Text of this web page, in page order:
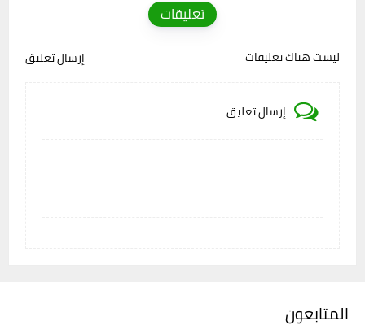
تعليقات
ليست هناك تعليقات إرسال تعليق
إرسال تعليق
المتابعون